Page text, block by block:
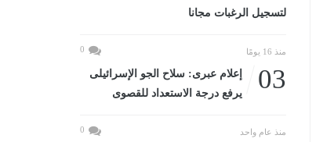
لتسجيل الرغبات مجانا
منذ 16 يومًا 0
03
إعلام عبرى: سلاح الجو الإسرائيلى
يرفع درجة الاستعداد للقصوى
منذ عام واحد 0